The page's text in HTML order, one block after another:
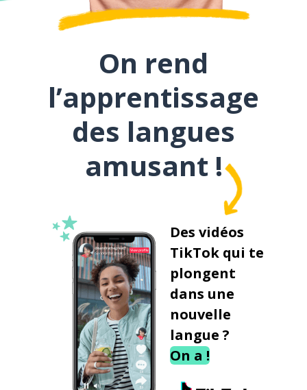
On rend
l’apprentissage
des langues
amusant !
Des vidéos
TikTok qui te
plongent
dans une
nouvelle
langue ?
On a !